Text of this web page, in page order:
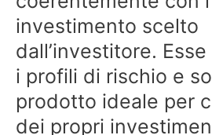
investimento scelto
dall’investitore.
i profili di rischio e
prodotto ideale per
dei propri